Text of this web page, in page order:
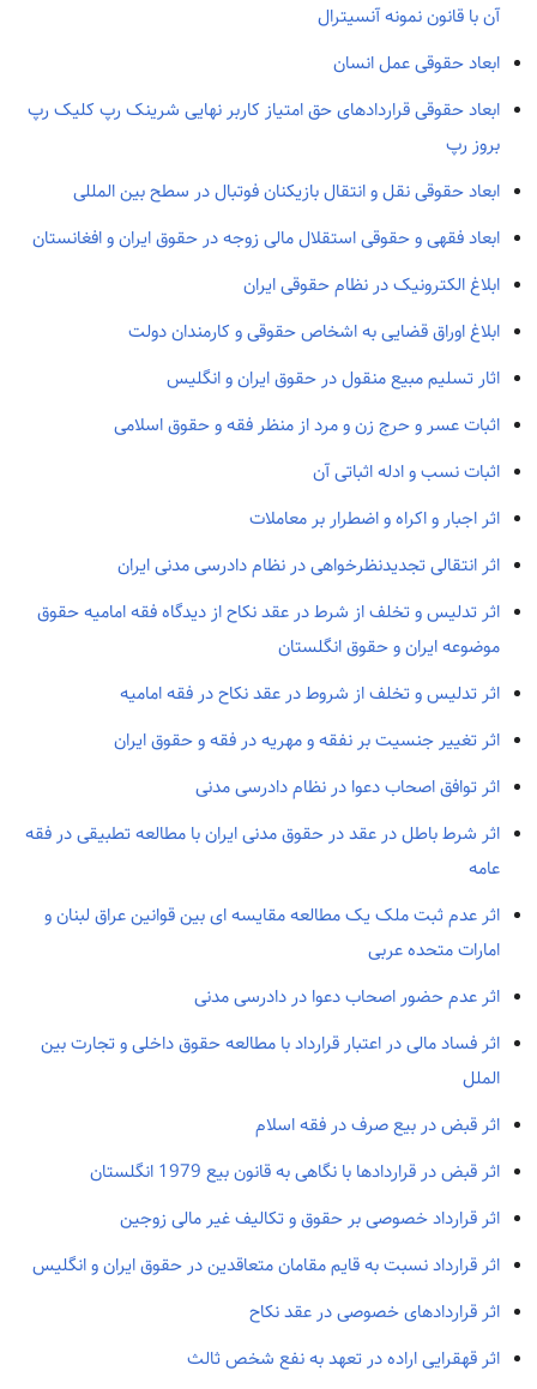
آن با قانون نمونه آنسیترال
ابعاد حقوقی عمل انسان
ابعاد حقوقی قراردادهای حق امتیاز کاربر نهایی شرینک رپ کلیک رپ
بروز رپ
ابعاد حقوقی نقل و انتقال بازیکنان فوتبال در سطح بین المللی
ابعاد فقهی و حقوقی استقلال مالی زوجه در حقوق ایران و افغانستان
ابلاغ الکترونیک در نظام حقوقی ایران
ابلاغ اوراق قضایی به اشخاص حقوقی و کارمندان دولت
اثار تسلیم مبیع منقول در حقوق ایران و انگلیس
اثبات عسر و حرج زن و مرد از منظر فقه و حقوق اسلامی
اثبات نسب و ادله اثباتی آن
اثر اجبار و اکراه و اضطرار بر معاملات
اثر انتقالی تجدیدنظرخواهی در نظام دادرسی مدنی ایران
اثر تدلیس و تخلف از شرط در عقد نکاح از دیدگاه فقه امامیه حقوق
موضوعه ایران و حقوق انگلستان
اثر تدلیس و تخلف از شروط در عقد نکاح در فقه امامیه
اثر تغییر جنسیت بر نفقه و مهریه در فقه و حقوق ایران
اثر توافق اصحاب دعوا در نظام دادرسی مدنی
اثر شرط باطل در عقد در حقوق مدنی ایران با مطالعه تطبیقی در فقه
عامه
اثر عدم ثبت ملک یک مطالعه مقایسه ای بین قوانین عراق لبنان و
امارات متحده عربی
اثر عدم حضور اصحاب دعوا در دادرسی مدنی
اثر فساد مالی در اعتبار قرارداد با مطالعه حقوق داخلی و تجارت بین
الملل
اثر قبض در بیع صرف در فقه اسلام
اثر قبض در قراردادها با نگاهی به قانون بیع 1979 انگلستان
اثر قرارداد خصوصی بر حقوق و تکالیف غیر مالی زوجین
اثر قرارداد نسبت به قایم مقامان متعاقدین در حقوق ایران و انگلیس
اثر قراردادهای خصوصی در عقد نکاح
اثر قهقرایی اراده در تعهد به نفع شخص ثالث